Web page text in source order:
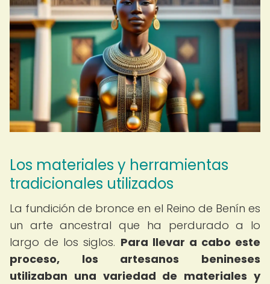
Los materiales y herramientas
tradicionales utilizados
La fundición de bronce en el Reino de Benín es
un arte ancestral que ha perdurado a lo
largo de los siglos. Para llevar a cabo este
proceso, los artesanos benineses
utilizaban una variedad de materiales y